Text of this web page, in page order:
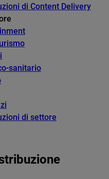
di Content Delivery
sanitario
di settore